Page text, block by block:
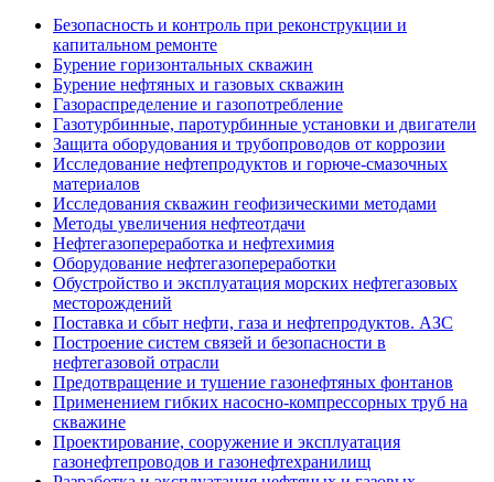
Безопасность и контроль при реконструкции и
капитальном ремонте
Бурение горизонтальных скважин
Бурение нефтяных и газовых скважин
Газораспределение и газопотребление
Газотурбинные, паротурбинные установки и двигатели
Защита оборудования и трубопроводов от коррозии
Исследование нефтепродуктов и горюче-смазочных
материалов
Исследования скважин геофизическими методами
Методы увеличения нефтеотдачи
Нефтегазопереработка и нефтехимия
Оборудование нефтегазопереработки
Обустройство и эксплуатация морских нефтегазовых
месторождений
Поставка и сбыт нефти, газа и нефтепродуктов. АЗС
Построение систем связей и безопасности в
нефтегазовой отрасли
Предотвращение и тушение газонефтяных фонтанов
Применением гибких насосно-компрессорных труб на
скважине
Проектирование, сооружение и эксплуатация
газонефтепроводов и газонефтехранилищ